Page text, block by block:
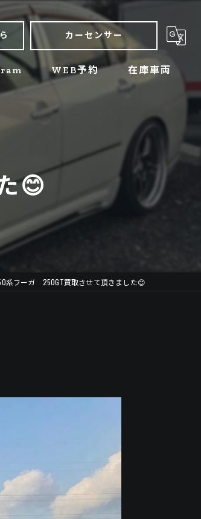
カーセンサー
WEB予約 在庫車両
😊
系フーガ 250GT買取させて頂きました😊